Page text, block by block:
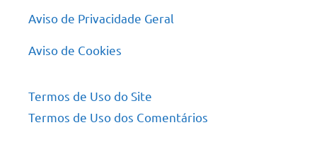
Aviso de Privacidade Geral
Aviso de Cookies
Termos de Uso do Site
Termos de Uso dos Comentários